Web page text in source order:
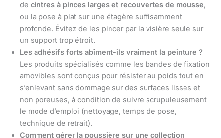
de cintres à pinces larges et recouvertes de mousse,
ou la pose à plat sur une étagère suffisamment
profonde. Évitez de les pincer par la visière seule sur
un support trop étroit.
Les adhésifs forts abîment-ils vraiment la peinture ?
Les produits spécialisés comme les bandes de fixation
amovibles sont conçus pour résister au poids tout en
s’enlevant sans dommage sur des surfaces lisses et
non poreuses, à condition de suivre scrupuleusement
le mode d’emploi (nettoyage, temps de pose,
technique de retrait).
Comment gérer la poussière sur une collection